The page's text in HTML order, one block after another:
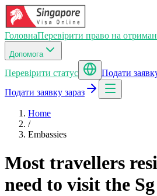
ГоловнаПеревірити право на
Допомога
Перевірити статус
Подати
Подати заявку зараз
Home
/
Embassies
Most travellers
need to visit the